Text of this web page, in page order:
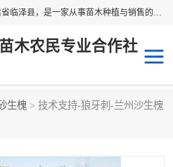
甘肃广恒源苗木农民合作社位于甘肃省临泽县，是一家从事苗木种植与销售的农民合作组织，合作社拥有苗木基地1500多亩，种植苗木品种40多个，年产各类苗木2000多万株。主营：白刺苗、红柳苗、梭梭苗等，我们以“种植一流的苗子，诚信经营”的经营理念，竭诚为每一位客户做优质的服务，欢迎来电咨询！
木农民专业合作社
生槐 > 技术支持-狼牙刺-兰州沙生槐
柠条